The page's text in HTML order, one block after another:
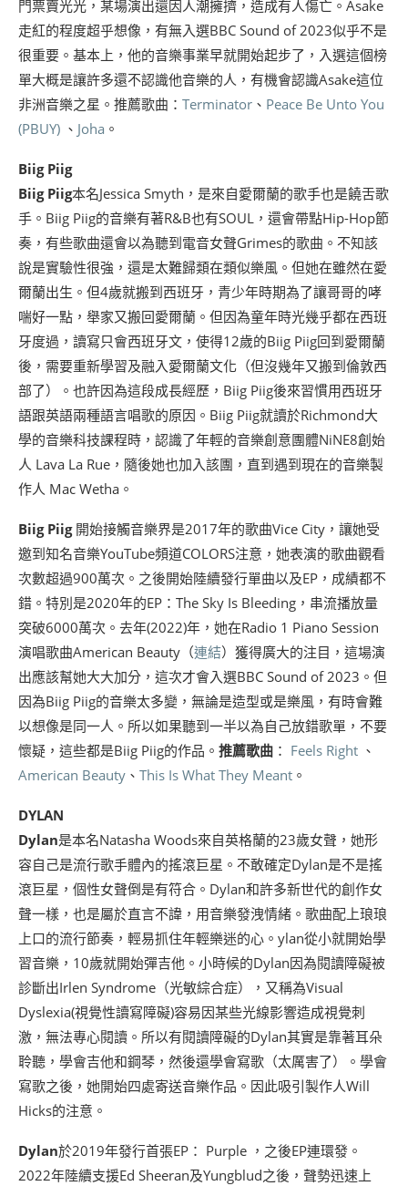
門票賣光光，某場演出還因人潮擁擠，造成有人傷亡。Asake
走紅的程度超乎想像，有無入選BBC Sound of 2023似乎不是
很重要。基本上，他的音樂事業早就開始起步了，入選這個榜
單大概是讓許多還不認識他音樂的人，有機會認識Asake這位
非洲音樂之星。推薦歌曲： Terminator 、 Peace Be Unto You
(PBUY) 、 Joha 。
Biig Piig
Biig Piig本名Jessica Smyth，是來自愛爾蘭的歌手也是饒舌歌
手。Biig Piig的音樂有著R&B也有SOUL，還會帶點Hip-Hop節
奏，有些歌曲還會以為聽到電音女聲Grimes的歌曲。不知該
說是實驗性很強，還是太難歸類在類似樂風。但她在雖然在愛
爾蘭出生。但4歲就搬到西班牙，青少年時期為了讓哥哥的哮
喘好一點，舉家又搬回愛爾蘭。但因為童年時光幾乎都在西班
牙度過，讀寫只會西班牙文，使得12歲的Biig Piig回到愛爾蘭
後，需要重新學習及融入愛爾蘭文化（但沒幾年又搬到倫敦西
部了）。也許因為這段成長經歷，Biig Piig後來習慣用西班牙
語跟英語兩種語言唱歌的原因。Biig Piig就讀於Richmond大
學的音樂科技課程時，認識了年輕的音樂創意團體NiNE8創始
人 Lava La Rue，隨後她也加入該團，直到遇到現在的音樂製
作人 Mac Wetha。
Biig Piig開始接觸音樂界是2017年的歌曲Vice City，讓她受
邀到知名音樂YouTube頻道COLORS注意，她表演的歌曲觀看
次數超過900萬次。之後開始陸續發行單曲以及EP，成績都不
錯。特別是2020年的EP：The Sky Is Bleeding，串流播放量
突破6000萬次。去年(2022)年，她在Radio 1 Piano Session
演唱歌曲American Beauty（連結）獲得廣大的注目，這場演
出應該幫她大大加分，這次才會入選BBC Sound of 2023。但
因為Biig Piig的音樂太多變，無論是造型或是樂風，有時會難
以想像是同一人。所以如果聽到一半以為自己放錯歌單，不要
懷疑，這些都是Biig Piig的作品。 推薦歌曲 ： Feels Right 、
American Beauty 、 This Is What They Meant 。
DYLAN
Dylan是本名Natasha Woods來自英格蘭的23歲女聲，她形
容自己是流行歌手體內的搖滾巨星。不敢確定Dylan是不是搖
滾巨星，個性女聲倒是有符合。Dylan和許多新世代的創作女
聲一樣，也是屬於直言不諱，用音樂發洩情緒。歌曲配上琅琅
上口的流行節奏，輕易抓住年輕樂迷的心。ylan從小就開始學
習音樂，10歲就開始彈吉他。小時候的Dylan因為閱讀障礙被
診斷出Irlen Syndrome（光敏綜合症），又稱為Visual
Dyslexia(視覺性讀寫障礙)容易因某些光線影響造成視覺刺
激，無法專心閱讀。所以有閱讀障礙的Dylan其實是靠著耳朵
聆聽，學會吉他和鋼琴，然後還學會寫歌（太厲害了）。學會
寫歌之後，她開始四處寄送音樂作品。因此吸引製作人Will
Hicks的注意。
Dylan於2019年發行首張EP： Purple ，之後EP連環發。
2022年陸續支援Ed Sheeran及Yungblud之後，聲勢迅速上